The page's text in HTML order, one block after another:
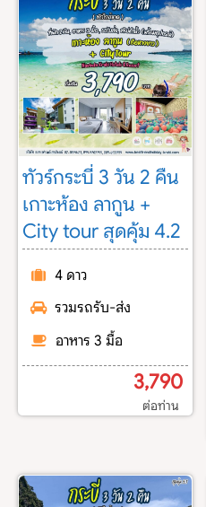
ทัวร์กระบี่ 3 วัน 2 คืน
เกาะห้อง ลากูน +
City tour สุดคุ้ม 4.2
4 ดาว
รวมรถรับ-ส่ง
อาหาร 3 มื้อ
3,790
ต่อท่าน